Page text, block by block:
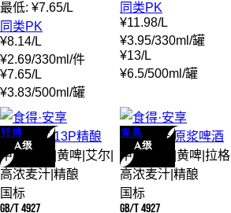
最低: ¥7.65/L
同类PK
¥8.14/L
¥2.69/330ml /件
¥7.65/L
¥3.83/500ml /罐
同类PK
¥11.98/L
¥3.95/330ml /罐
¥13/L
¥6.5/500ml /罐
轩博
A级
轩博 德式 13P精酿
中度
黄啤 艾尔
高浓麦汁 精酿
国标
GB/T 4927
青岛
A级
青岛 七天 原浆啤酒
中度
黄啤 拉格
高浓麦汁 精酿
国标
GB/T 4927